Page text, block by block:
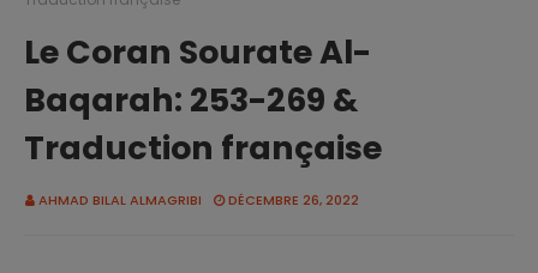
Le Coran Sourate Al-
Baqarah: 253-269 &
Traduction française
AHMAD BILAL ALMAGRIBI DÉCEMBRE 26, 2022